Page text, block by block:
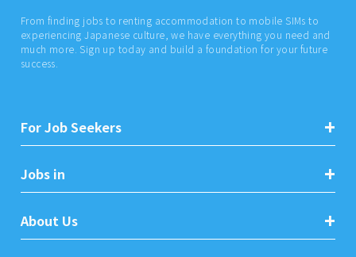
From finding jobs to renting accommodation to mobile SIMs to
experiencing Japanese culture, we have everything you need and
much more. Sign up today and build a foundation for your future
success.
For Job Seekers
Jobs in
About Us